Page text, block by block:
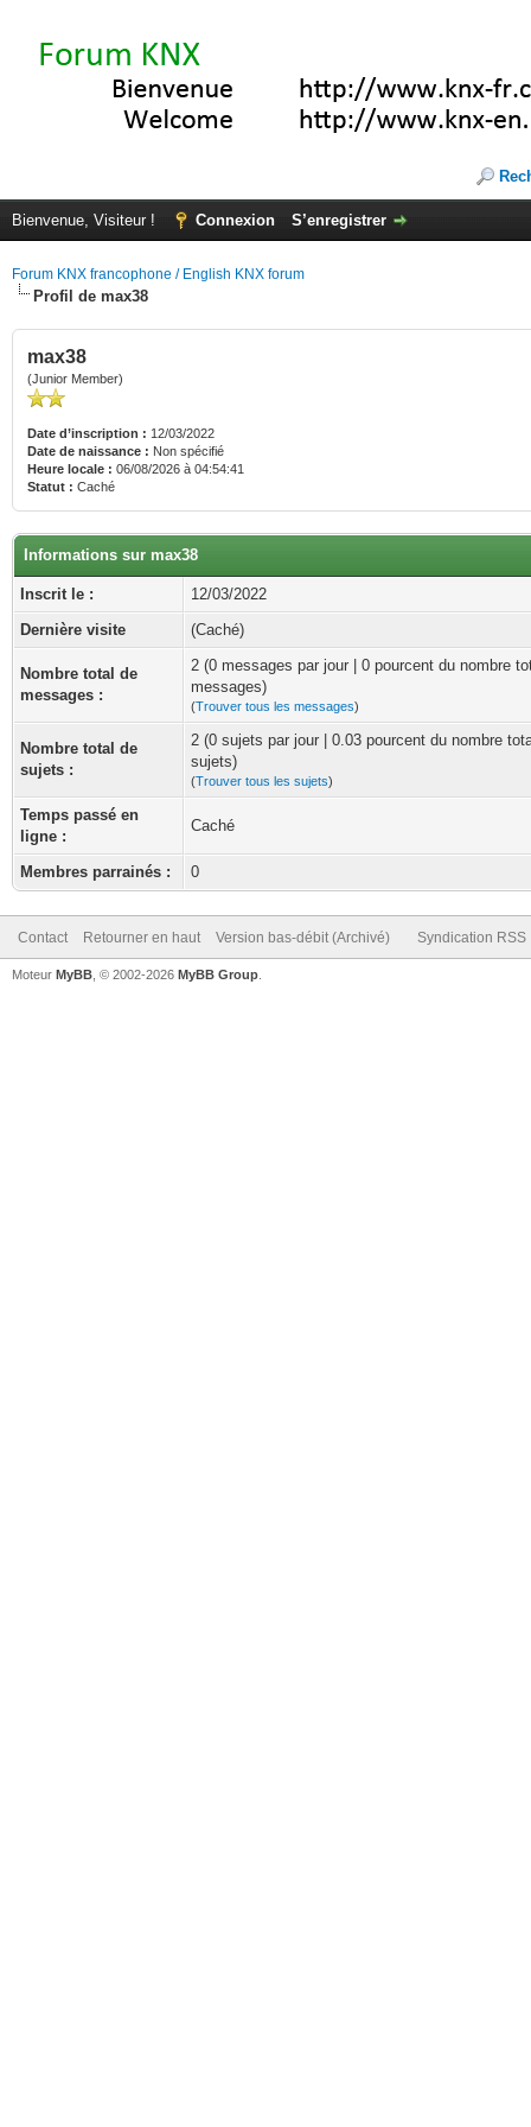
Bienvenue, Visiteur ! Connexion S’enregistrer
Forum KNX francophone / English KNX forum
Profil de max38
max38
(Junior Member)
Date d’inscription : 12/03/2022
Date de naissance : Non spécifié
Heure locale : 06/08/2026 à 04:54:41
Statut : Caché
Informations sur max38
Inscrit le :
12/03/2022
Dernière visite
(Caché)
Nombre total de
messages :
2 (0 messages par jour | 0 pourcent du nombre
messages)
(Trouver tous les messages)
Nombre total de
sujets :
2 (0 sujets par jour | 0.03 pourcent du nombre
sujets)
(Trouver tous les sujets)
Temps passé en
ligne :
Caché
Membres parrainés : 0
Contact Retourner en haut Version bas-débit (Archivé) Syndication RSS
Moteur MyBB , © 2002-2026 MyBB Group